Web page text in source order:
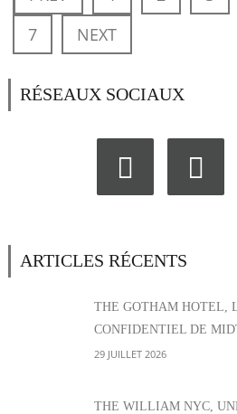
7
NEXT
RÉSEAUX SOCIAUX
ARTICLES RÉCENTS
THE GOTHAM HOTEL,
CONFIDENTIEL DE
29 JUILLET 2026
THE WILLIAM NYC,